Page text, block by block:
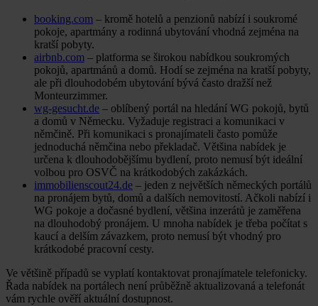
booking.com – kromě hotelů a penzionů nabízí i soukromé
pokoje, apartmány a rodinná ubytování vhodná zejména na
kratší pobyty.
airbnb.com – platforma se širokou nabídkou soukromých
pokojů, apartmánů a domů. Hodí se zejména na kratší pobyty,
ale při dlouhodobém ubytování bývá často dražší než
Monteurzimmer.
wg-gesucht.de – oblíbený portál na hledání WG pokojů, bytů
a domů v Německu. Vyžaduje registraci a komunikaci v
němčině. Při komunikaci s pronajímateli často pomůže
jednoduchá němčina nebo překladač. Většina nabídek je
určena k dlouhodobějšímu bydlení, proto nemusí být ideální
volbou pro OSVČ na krátkodobých zakázkách.
immobilienscout24.de – jeden z největších německých portálů
na pronájem bytů, domů a dalších nemovitostí. Ačkoli nabízí i
WG pokoje a dočasné bydlení, většina inzerátů je zaměřena
na dlouhodobý pronájem. U mnoha nabídek je třeba počítat s
kaucí a delším závazkem, proto nemusí být vhodný pro
krátkodobé pracovní cesty.
Ve většině případů se vyplatí kontaktovat pronajímatele telefonicky.
Řada nabídek na portálech není průběžně aktualizovaná a telefonát
vám rychle ověří aktuální dostupnost.